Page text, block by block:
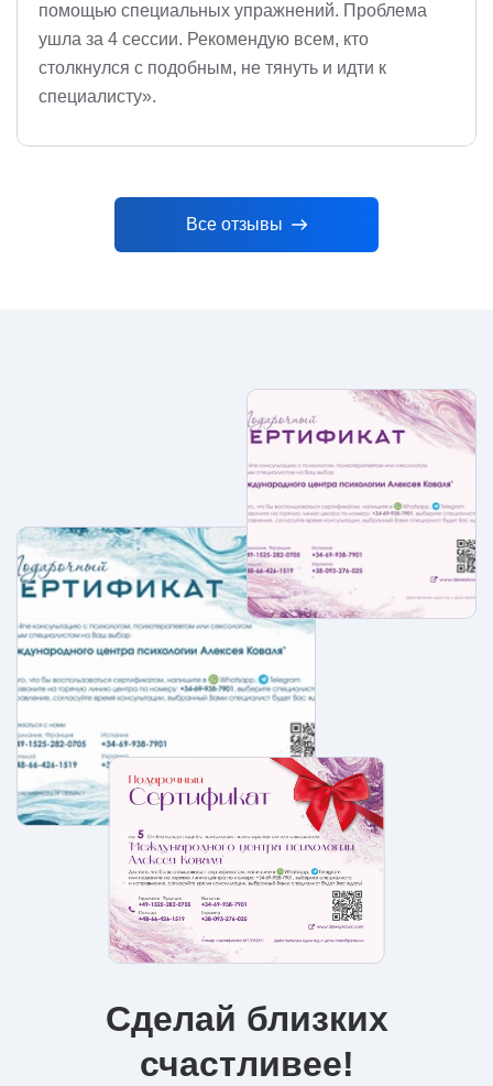
помощью специальных упражнений. Проблема
ушла за 4 сессии. Рекомендую всем, кто
столкнулся с подобным, не тянуть и идти к
специалисту».
Все отзывы
Сделай близких
счастливее!